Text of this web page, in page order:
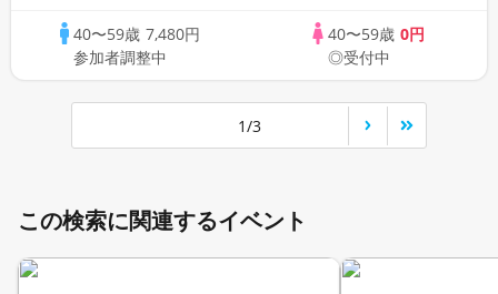
40〜59歳 7,480円
参加者調整中
40〜59歳 0円
◎受付中
1/3
この検索に関連するイベント